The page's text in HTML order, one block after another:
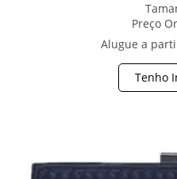
Preço
Alugue a
Tenho